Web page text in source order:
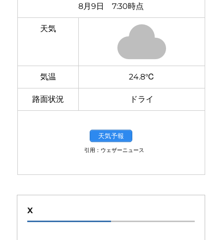
8月9日 7:30時点
天気
気温 24.8℃
路面状況 ドライ
天気予報
引用：ウェザーニュース
X